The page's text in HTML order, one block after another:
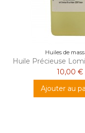
Huiles de
Huile Précieuse
10,00 €
Ajouter au